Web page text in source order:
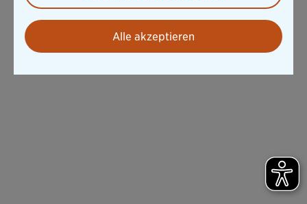
Alle akzeptieren